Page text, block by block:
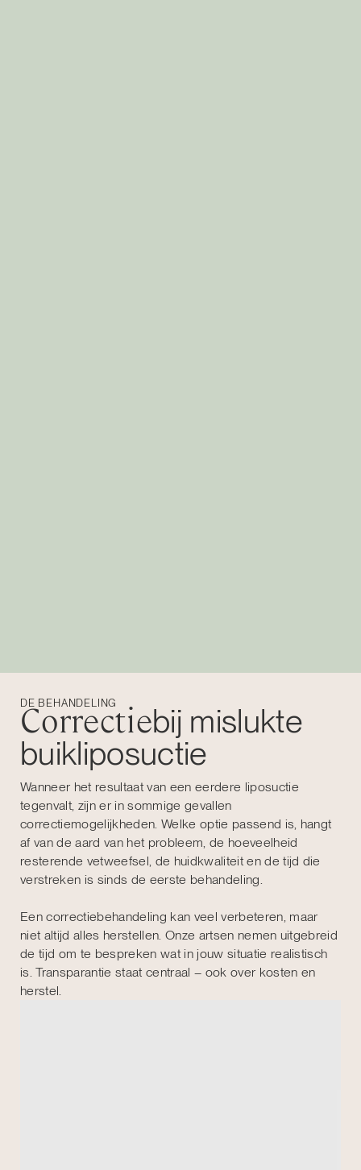
DE BEHANDELING
Correctiebij mislukte
buikliposuctie
Wanneer het resultaat van een eerdere liposuctie
tegenvalt, zijn er in sommige gevallen
correctiemogelijkheden. Welke optie passend is, hangt
af van de aard van het probleem, de hoeveelheid
resterende vetweefsel, de huidkwaliteit en de tijd die
verstreken is sinds de eerste behandeling.
Een correctiebehandeling kan veel verbeteren, maar
niet altijd alles herstellen. Onze artsen nemen uitgebreid
de tijd om te bespreken wat in jouw situatie realistisch
is. Transparantie staat centraal – ook over kosten en
herstel.